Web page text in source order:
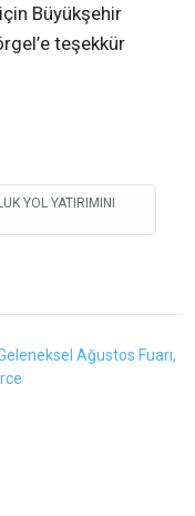
Büyükşehir
teşekkür
YOL YATIRIMINI